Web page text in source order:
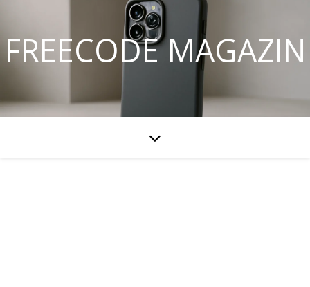
FREECODE MAGAZIN